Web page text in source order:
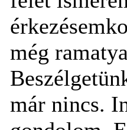
még
már nincs.